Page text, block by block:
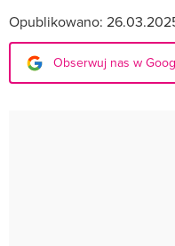
Opublikowano:
Obserwuj nas w